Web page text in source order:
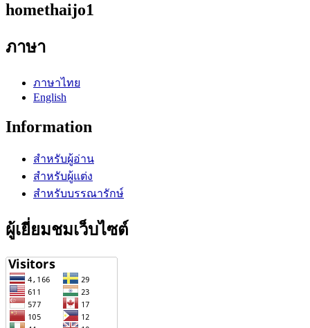
homethaijo1
ภาษา
ภาษาไทย
English
Information
สำหรับผู้อ่าน
สำหรับผู้แต่ง
สำหรับบรรณารักษ์
ผู้เยี่ยมชมเว็บไซต์